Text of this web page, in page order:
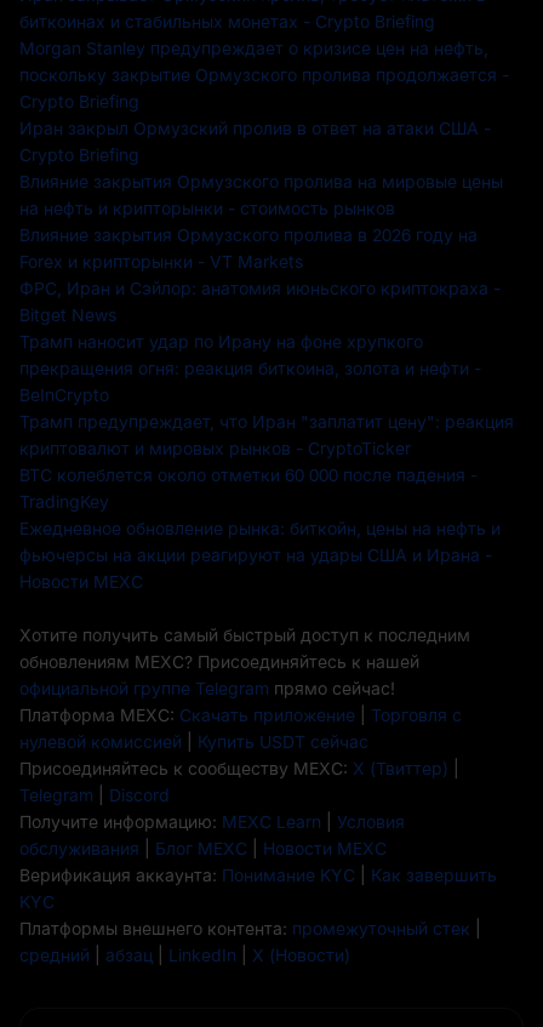
биткоинах и стабильных монетах - Crypto Briefing
Morgan Stanley предупреждает о кризисе цен на нефть,
поскольку закрытие Ормузского пролива продолжается -
Crypto Briefing
Иран закрыл Ормузский пролив в ответ на атаки США -
Crypto Briefing
Влияние закрытия Ормузского пролива на мировые цены
на нефть и крипторынки - стоимость рынков
Влияние закрытия Ормузского пролива в 2026 году на
Forex и крипторынки - VT Markets
ФРС, Иран и Сэйлор: анатомия июньского криптокраха -
Bitget News
Трамп наносит удар по Ирану на фоне хрупкого
прекращения огня: реакция биткоина, золота и нефти -
BeInCrypto
Трамп предупреждает, что Иран "заплатит цену": реакция
криптовалют и мировых рынков - CryptoTicker
BTC колеблется около отметки 60 000 после падения -
TradingKey
Ежедневное обновление рынка: биткойн, цены на нефть и
фьючерсы на акции реагируют на удары США и Ирана -
Новости MEXC
Хотите получить самый быстрый доступ к последним
обновлениям MEXC? Присоединяйтесь к нашей
официальной группе Telegram прямо сейчас!
Платформа MEXC: Скачать приложение
Торговля с
нулевой комиссией
Купить USDT сейчас
Присоединяйтесь к сообществу MEXC: X (Твиттер)
Telegram
Discord
Получите информацию: MEXC Learn
Условия
обслуживания
Блог MEXC
Новости MEXC
Верификация аккаунта: Понимание KYC
Как завершить
KYC
Платформы внешнего контента: промежуточный стек
средний
абзац LinkedIn X (Новости)